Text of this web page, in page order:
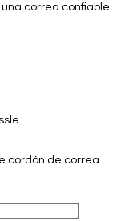
correa confiable
cordón de correa